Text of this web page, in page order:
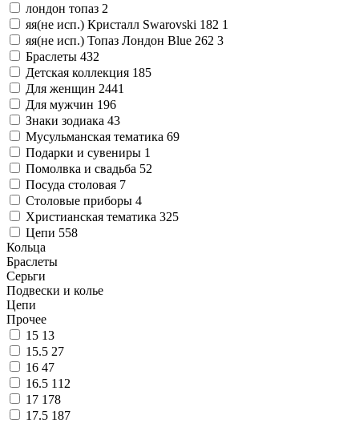
лондон топаз 2
яя(не исп.) Кристалл Swarovski 182 1
яя(не исп.) Топаз Лондон Blue 262 3
Браслеты 432
Детская коллекция 185
Для женщин 2441
Для мужчин 196
Знаки зодиака 43
Мусульманская тематика 69
Подарки и сувениры 1
Помолвка и свадьба 52
Посуда столовая 7
Столовые приборы 4
Христианская тематика 325
Цепи 558
Кольца
Браслеты
Серьги
Подвески и колье
Цепи
Прочее
15 13
15.5 27
16 47
16.5 112
17 178
17.5 187